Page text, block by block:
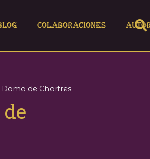
Colaboraciones
Dama de Chartres